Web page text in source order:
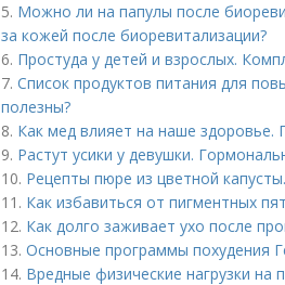
5. Можно ли на папулы после
за кожей после биоревитализации?
6. Простуда у детей и взрослых.
7. Список продуктов питания для
полезны?
8. Как мед влияет на наше
9. Растут усики у девушки.
10. Рецепты пюре из цветной
11. Как избавиться от пигментных
12. Как долго заживает ухо после
13. Основные программы похудения
14. Вредные физические нагрузки на